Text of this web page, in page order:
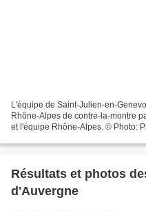
L'équipe de Saint-Julien-en-
Rhône-Alpes de contre-la-montre
et l'équipe Rhône-Alpes. © Photo:
Résultats et photos
d'Auvergne